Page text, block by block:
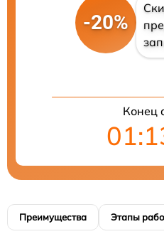
-20%
Конец
Преимущества Этапы